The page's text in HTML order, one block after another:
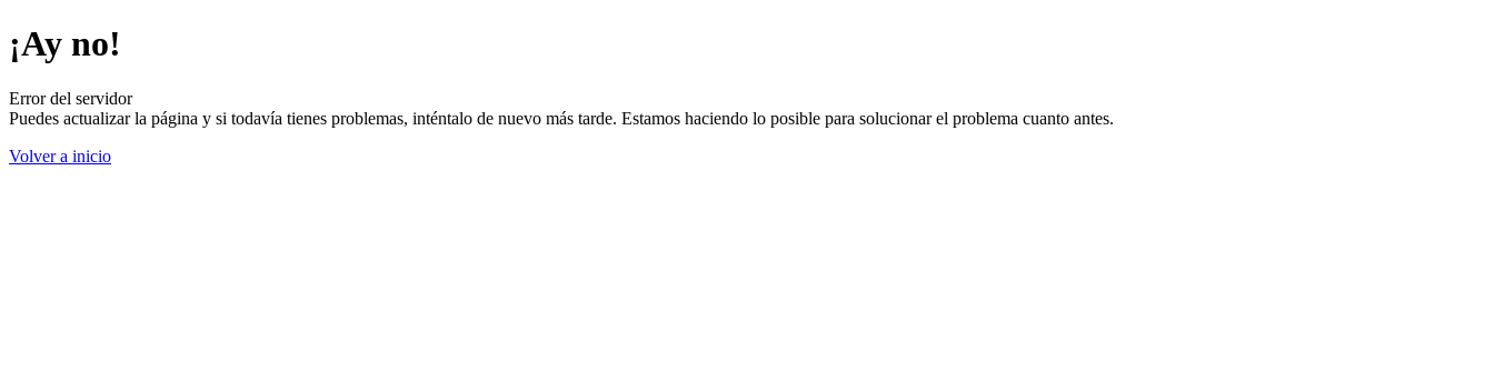
¡Ay no!
Error del servidor
Puedes actualizar la página y si todavía tienes problemas, inténtalo de nuevo más tarde. Estamos haciendo lo posible para solucionar el problema cuanto antes.
Volver a inicio